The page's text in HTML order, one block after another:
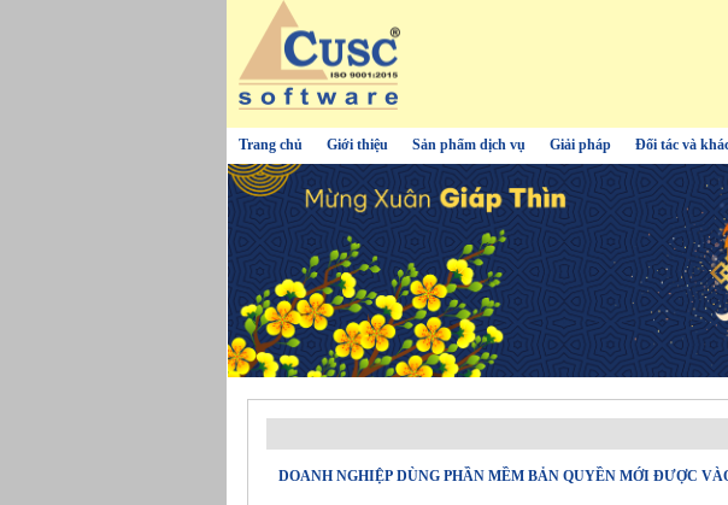
Trang chủ Giới thiệu Sản phẩm dịch vụ Giải pháp Đối tác và
DOANH NGHIỆP DÙNG PHẦN MỀM BẢN QUYỀN MỚI ĐƯỢC